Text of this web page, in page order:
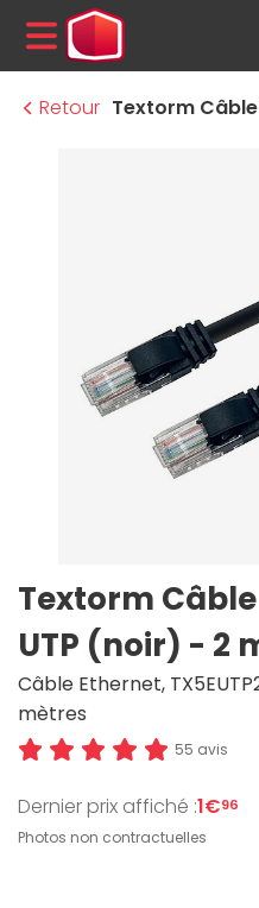
MENU
Retour
Textorm Câble
UTP (noir) - 2
Câble Ethernet,
mètres
55 avis
Dernier prix affiché :1€96
Photos non contractuelles